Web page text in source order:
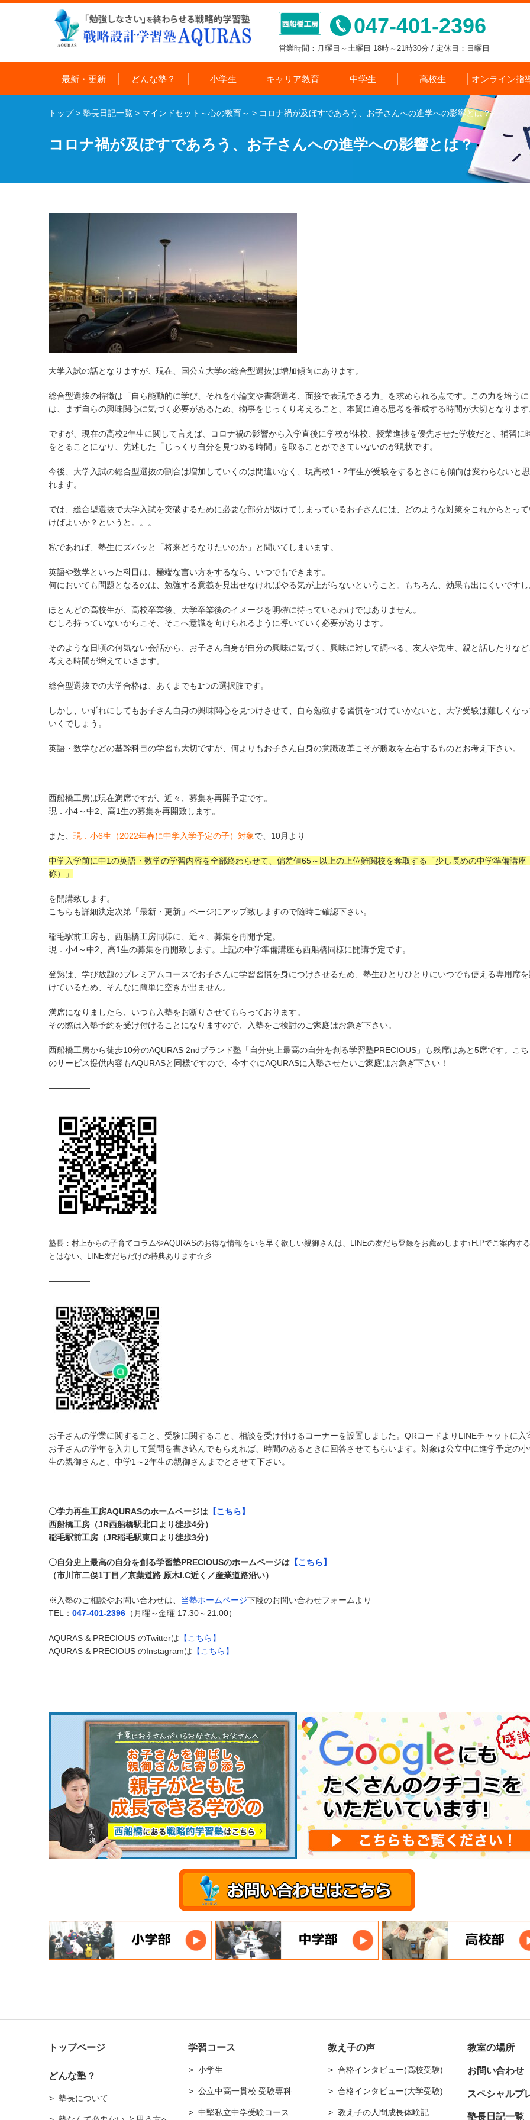
047-401-2396
営業時間：月曜日～土曜日 18時～21時30分 / 定休日：日曜日
最新・更新 どんな塾？ 小学生 キャリア教育 中学生 高校生 オンライン指
トップ> 塾長日記一覧 > マインドセット～心の教育～ > コロナ禍が及ぼすであろう、お子さんへの進学への影響とは？
コロナ禍が及ぼすであろう、お子さんへの進学への影響とは？
大学入試の話となりますが、現在、国公立大学の総合型選抜は増加傾向にあります。
総合型選抜の特徴は「自ら能動的に学び、それを小論文や書類選考、面接で表現できる力」を求められる点です。この力を培うに
は、まず自らの興味関心に気づく必要があるため、物事をじっくり考えること、本質に迫る思考を養成する時間が大切となりま
ですが、現在の高校2年生に関して言えば、コロナ禍の影響から入学直後に学校が休校、授業進捗を優先させた学校だと、補習に
をとることになり、先述した「じっくり自分を見つめる時間」を取ることができていないのが現状です。
今後、大学入試の総合型選抜の割合は増加していくのは間違いなく、現高校1・2年生が受験をするときにも傾向は変わらないと
れます。
では、総合型選抜で大学入試を突破するために必要な部分が抜けてしまっているお子さんには、どのような対策をこれからとっ
けばよいか？というと。。。
私であれば、塾生にズバッと「将来どうなりたいのか」と聞いてしまいます。
英語や数学といった科目は、極端な言い方をするなら、いつでもできます。
何においても問題となるのは、勉強する意義を見出せなければやる気が上がらないということ。もちろん、効果も出にくいです
ほとんどの高校生が、高校卒業後、大学卒業後のイメージを明確に持っているわけではありません。
むしろ持っていないからこそ、そこへ意識を向けられるように導いていく必要があります。
そのような日頃の何気ない会話から、お子さん自身が自分の興味に気づく、興味に対して調べる、友人や先生、親と話したりな
考える時間が増えていきます。
総合型選抜での大学合格は、あくまでも1つの選択肢です。
しかし、いずれにしてもお子さん自身の興味関心を見つけさせて、自ら勉強する習慣をつけていかないと、大学受験は難しくな
いくでしょう。
英語・数学などの基幹科目の学習も大切ですが、何よりもお子さん自身の意識改革こそが勝敗を左右するものとお考え下さい。
—————
西船橋工房は現在満席ですが、近々、募集を再開予定です。
現．小4～中2、高1生の募集を再開致します。
また、 現．小6生（2022年春に中学入学予定の子）対象で、10月より
中学入学前に中1の英語・数学の学習内容を全部終わらせて、偏差値65～以上の上位難関校を奪取する「少し長めの中学準備講座
称）」
を開講致します。
こちらも詳細決定次第「最新・更新」ページにアップ致しますので随時ご確認下さい。
稲毛駅前工房も、西船橋工房同様に、近々、募集を再開予定。
現．小4～中2、高1生の募集を再開致します。上記の中学準備講座も西船橋同様に開講予定です。
登熟は、学び放題のプレミアムコースでお子さんに学習習慣を身につけさせるため、塾生ひとりひとりにいつでも使える専用席
けているため、そんなに簡単に空きが出ません。
満席になりましたら、いつも入塾をお断りさせてもらっております。
その際は入塾予約を受け付けることになりますので、入塾をご検討のご家庭はお急ぎ下さい。
西船橋工房から徒歩10分のAQURAS 2ndブランド塾「自分史上最高の自分を創る学習塾PRECIOUS」も残席はあと5席です。こ
のサービス提供内容もAQURASと同様ですので、今すぐにAQURASに入塾させたいご家庭はお急ぎ下さい！
—————
塾長：村上からの子育てコラムやAQURASのお得な情報をいち早く欲しい親御さんは、LINEの友だち登録をお薦めします↑H.Pでご案内す
とはない、LINE友だちだけの特典あります☆彡
—————
お子さんの学業に関すること、受験に関すること、相談を受け付けるコーナーを設置しました。QRコードよりLINEチャットに入
お子さんの学年を入力して質問を書き込んでもらえれば、時間のあるときに回答させてもらいます。対象は公立中に進学予定の
生の親御さんと、中学1～2年生の親御さんまでとさせて下さい。
〇学力再生工房AQURASのホームページは 【こちら】
西船橋工房（JR西船橋駅北口より徒歩4分）
稲毛駅前工房（JR稲毛駅東口より徒歩3分）
〇自分史上最高の自分を創る学習塾PRECIOUSのホームページは 【こちら】
（市川市二俣1丁目／京葉道路 原木I.C近く／産業道路沿い）
※入塾のご相談やお問い合わせは、 当塾ホームページ下段のお問い合わせフォームより
TEL： 047-401-2396 （月曜～金曜 17:30～21:00）
AQURAS & PRECIOUS のTwitterは 【こちら】
AQURAS & PRECIOUS のInstagramは 【こちら】
トップページ
どんな塾？
塾長について
学習コース
小学生
公立中高一貫校 受験専科
中堅私立中学受験コース
教え子の声
合格インタビュー(高校受験)
合格インタビュー(大学受験)
教え子の人間成長体験記
教室の場所
お問い合わせ
スペシャルプ
塾長日記一覧